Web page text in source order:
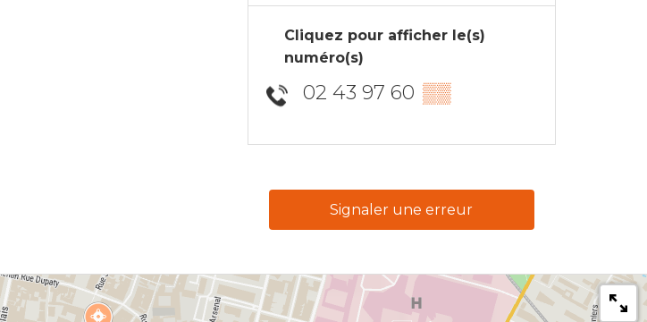
Cliquez pour afficher le(s)
numéro(s)
02 43 97 60 ▒▒
Signaler une erreur